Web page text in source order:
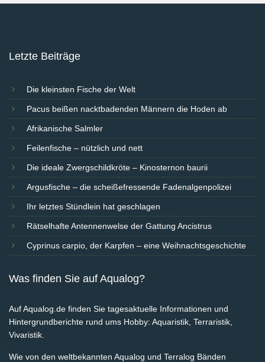
Letzte Beiträge
Die kleinsten Fische der Welt
Pacus beißen nacktbadenden Männern die Hoden ab
Afrikanische Salmler
Feilenfische – nützlich und nett
Die ideale Zwergschildkröte – Kinosternon baurii
Argusfische – die scheißefressende Fadenalgenpolizei
Ihr letztes Stündlein hat geschlagen
Rätselhafte Antennenwelse der Gattung Ancistrus
Cyprinus carpio, der Karpfen – eine Weihnachtsgeschichte
Was finden Sie auf Aqualog?
Auf Aqualog.de finden Sie tagesaktuelle Informationen und
Hintergrundberichte rund ums Hobby: Aquaristik, Terraristik,
Vivaristik.
Wie von den weltbekannten Aqualog und Terralog Bänden